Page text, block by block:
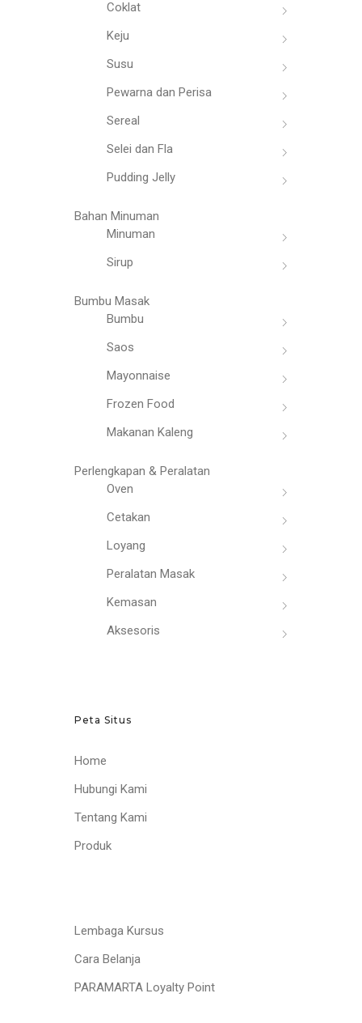
Coklat
Keju
Susu
Pewarna dan Perisa
Sereal
Selei dan Fla
Pudding Jelly
Bahan Minuman
Minuman
Sirup
Bumbu Masak
Bumbu
Saos
Mayonnaise
Frozen Food
Makanan Kaleng
Perlengkapan & Peralatan
Oven
Cetakan
Loyang
Peralatan Masak
Kemasan
Aksesoris
Peta Situs
Home
Hubungi Kami
Tentang Kami
Produk
Lembaga Kursus
Cara Belanja
PARAMARTA Loyalty Point